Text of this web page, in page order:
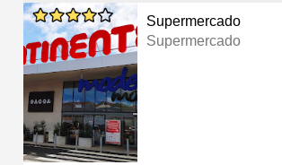
Supermercado
Supermercado